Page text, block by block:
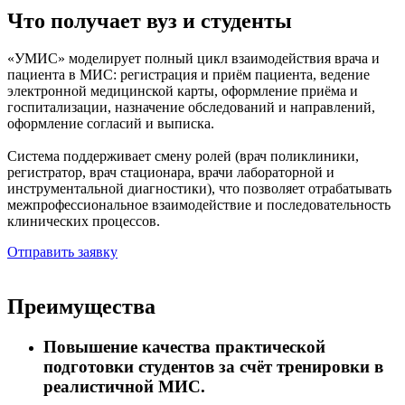
Что получает вуз и студенты
«УМИС» моделирует полный цикл взаимодействия врача и
пациента в МИС: регистрация и приём пациента, ведение
электронной медицинской карты, оформление приёма и
госпитализации, назначение обследований и направлений,
оформление согласий и выписка.
Система поддерживает смену ролей (врач поликлиники,
регистратор, врач стационара, врачи лабораторной и
инструментальной диагностики), что позволяет отрабатывать
межпрофессиональное взаимодействие и последовательность
клинических процессов.
Отправить заявку
Преимущества
Повышение качества практической
подготовки студентов за счёт тренировки в
реалистичной МИС.